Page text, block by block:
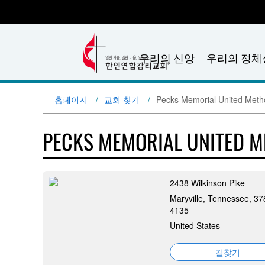
우리의 신앙 우리의 정체
홈페이지 교회 찾기 Pecks Memorial United
PECKS MEMORIAL UNITED
2438 Wilkinson Pike
Maryville, Tennessee,
4135
United States
길찾기